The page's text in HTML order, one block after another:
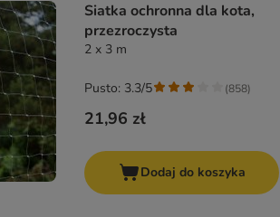
Siatka ochronna dla kota,
przezroczysta
2 x 3 m
21,96 zł
Pusto: 3.3/5 (858)
Dodaj do koszyka